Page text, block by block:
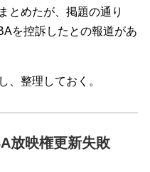
とめたが、掲題の通り
を控訴したとの報道があ
、整理しておく。
放映権更新失敗